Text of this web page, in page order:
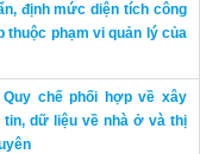
định mức diện tích công
thuộc phạm vi quản lý của
Quy chế phối hợp về xây
dữ liệu về nhà ở và thị